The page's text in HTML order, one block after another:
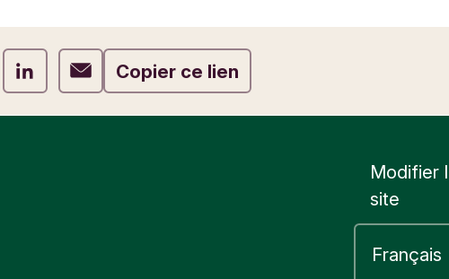
via Facebook
Partager via LinkedIn
Partager via E-mail
Copier ce lien
Modifier
site